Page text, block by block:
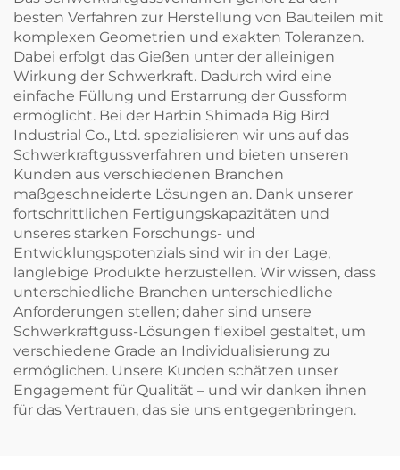
besten Verfahren zur Herstellung von Bauteilen mit
komplexen Geometrien und exakten Toleranzen.
Dabei erfolgt das Gießen unter der alleinigen
Wirkung der Schwerkraft. Dadurch wird eine
einfache Füllung und Erstarrung der Gussform
ermöglicht. Bei der Harbin Shimada Big Bird
Industrial Co., Ltd. spezialisieren wir uns auf das
Schwerkraftgussverfahren und bieten unseren
Kunden aus verschiedenen Branchen
maßgeschneiderte Lösungen an. Dank unserer
fortschrittlichen Fertigungskapazitäten und
unseres starken Forschungs- und
Entwicklungspotenzials sind wir in der Lage,
langlebige Produkte herzustellen. Wir wissen, dass
unterschiedliche Branchen unterschiedliche
Anforderungen stellen; daher sind unsere
Schwerkraftguss-Lösungen flexibel gestaltet, um
verschiedene Grade an Individualisierung zu
ermöglichen. Unsere Kunden schätzen unser
Engagement für Qualität – und wir danken ihnen
für das Vertrauen, das sie uns entgegenbringen.